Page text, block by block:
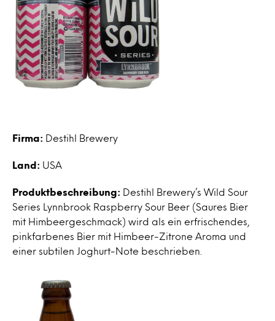
Firma: Destihl Brewery
Land: USA
Produktbeschreibung: Destihl Brewery’s Wild Sour
Series Lynnbrook Raspberry Sour Beer (Saures Bier
mit Himbeergeschmack) wird als ein erfrischendes,
pinkfarbenes Bier mit Himbeer-Zitrone Aroma und
einer subtilen Joghurt-Note beschrieben.